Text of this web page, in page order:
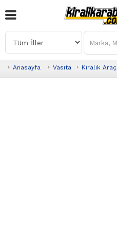
Anasayfa Vasıta Kiralık Araç